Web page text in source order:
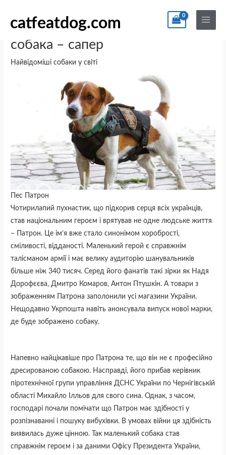
catfeatdog.com
Main
Menu
Пес Патрон – найвідоміша
собака – сапер
Найвідоміші собаки у світі
Пес Патрон
Чотирилапий пухнастик, що підкорив серця всіх українців,
став національним героєм і врятував не одне людське життя
– Патрон. Це ім’я вже стало синонімом хоробрості,
сміливості, відданості. Маленький герой є справжнім
талісманом армії і має велику аудиторію шанувальників
більше ніж 340 тисяч. Серед його фанатів такі зірки як Надя
Дорофєєва, Дмитро Комаров, Антон Птушкін. А товари з
зображенням Патрона заполонили усі магазини України.
Нещодавно Укрпошта навіть анонсувала випуск нової марки,
де буде зображено собаку.
Напевно найцікавіше про Патрона те, що він не є професійно
дресированою собакою. Насправді, його прибав керівник
піротехнічної групи управління ДСНС України по Чернігівській
області Михайло Ілльов для свого сина. Однак, з часом,
господарі почали помічати що Патрон має здібності у
розпізнаванні і пошуку вибухівки. В умовах війни ця здібність
виявилась дуже цінною. Так маленький собака став
справжнім героєм і за даними Офісу Президента України,